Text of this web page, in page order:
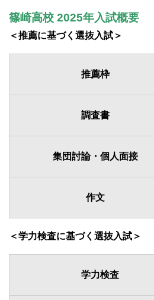
篠崎高校 2025年入試概要
＜推薦に基づく選抜入試＞
推薦枠
調査書
集団討論・個人面接
作文
＜学力検査に基づく選抜入試＞
学力検査